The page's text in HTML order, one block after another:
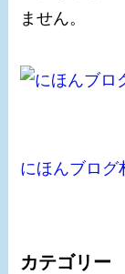
ません。
にほんブログ
カテゴリー